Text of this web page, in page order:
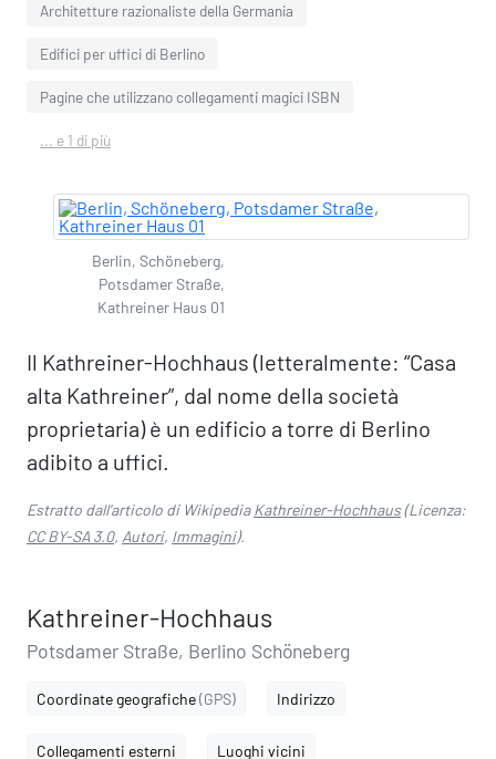
Architetture razionaliste della Germania
Edifici per uffici di Berlino
Pagine che utilizzano collegamenti magici ISBN
... e 1 di più
Berlin, Schöneberg,
Potsdamer Straße,
Kathreiner Haus 01
Il Kathreiner-Hochhaus (letteralmente: “Casa
alta Kathreiner”, dal nome della società
proprietaria) è un edificio a torre di Berlino
adibito a uffici.
Estratto dall'articolo di WikipediaKathreiner-Hochhaus(Licenza:
CC BY-SA 3.0, Autori, Immagini).
Kathreiner-Hochhaus
Potsdamer Straße, Berlino Schöneberg
Coordinate geografiche(GPS) Indirizzo
Collegamenti esterni Luoghi vicini